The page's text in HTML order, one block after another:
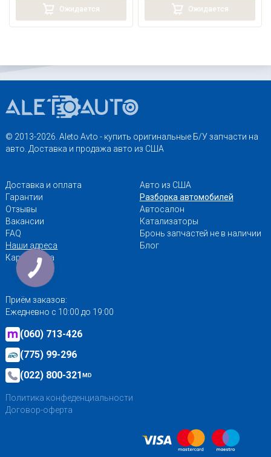
Ожидается Ожидается
© 2013-2026. Aleto Avto - купить оригинальные Б/У запчасти на
авто. Доставка и продажа авто из США
Доставка и оплата
Гарантии
Отзывы
Вакансии
FAQ
Наши адреса
Карта сайта
Авто из США
Разборка автомобилей
Автосалон
Катализаторы
Бронь запчастей не в наличии
Блог
Приём заказов:
Ежедневно с 10:00 до 19:00
(060) 713-426
(775) 99-296
(022) 800-321MD
Политика конфеденциальности
Договор-оферта